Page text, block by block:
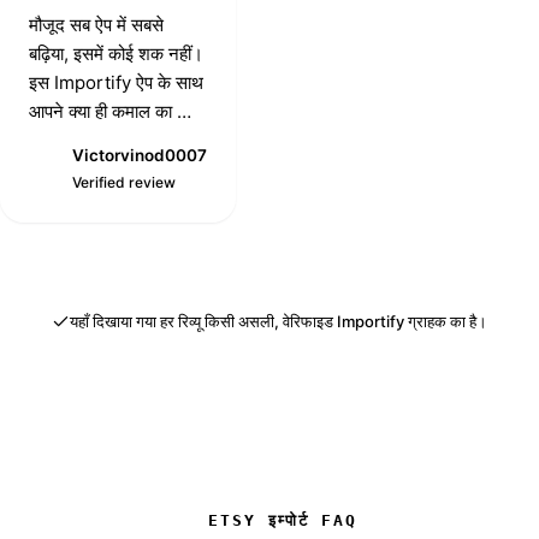
मौजूद सब ऐप में सबसे
बढ़िया, इसमें कोई शक नहीं।
इस Importify ऐप के साथ
आपने क्या ही कमाल का काम
Victorvinod0007
Verified review
यहाँ दिखाया गया हर रिव्यू किसी असली, वेरिफाइड Importify ग्राहक का है।
ETSY इम्पोर्ट FAQ